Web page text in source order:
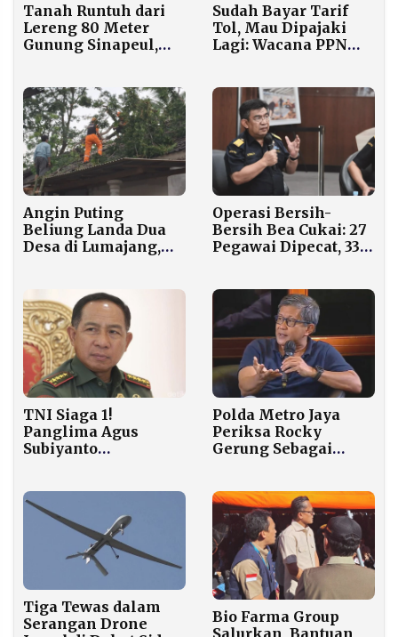
Tanah Runtuh dari
Lereng 80 Meter
Gunung Sinapeul,
Sudah Bayar Tarif
Tol, Mau Dipajaki
Lagi: Wacana PPN
Angin Puting
Beliung Landa Dua
Desa di Lumajang,
Operasi Bersih-
Bersih Bea Cukai: 27
Pegawai Dipecat, 33
Fraud
TNI Siaga 1!
Panglima Agus
Subiyanto
di Objek Vital
Polda Metro Jaya
Periksa Rocky
Gerung Sebagai
Tuduhan Ijazah
Jokowi
Tiga Tewas dalam
Serangan Drone
Bio Farma Group
Salurkan, Bantuan